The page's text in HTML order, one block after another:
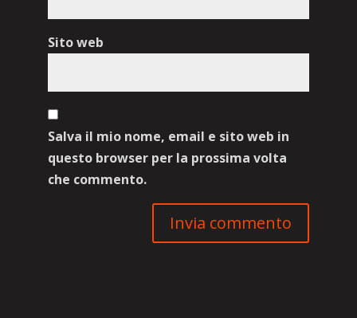
Sito web
Salva il mio nome, email e sito web in
questo browser per la prossima volta
che commento.